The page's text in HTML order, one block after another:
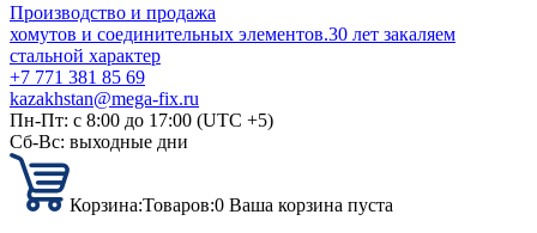
Производство и продажа
хомутов и соединительных элементов.30 лет закаляем
стальной характер
+7 771 381 85 69
kazakhstan@mega-fix.ru
Пн-Пт: с 8:00 до 17:00 (UTC +5)
Сб-Вс: выходные дни
Корзина:Товаров:0 Ваша корзина пуста